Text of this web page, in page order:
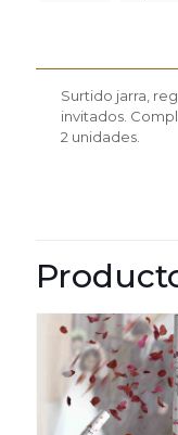
Surtido jarra,
invitados.
2 unidades.